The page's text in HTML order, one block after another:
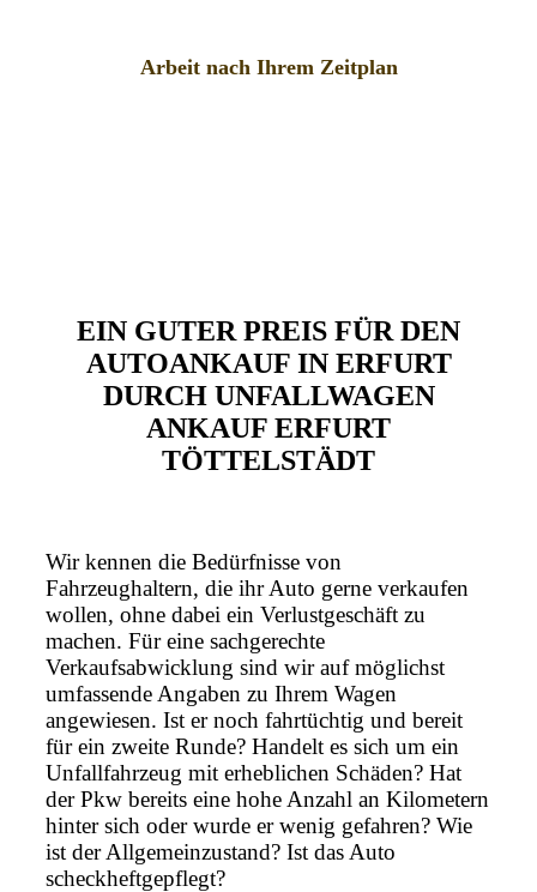
Arbeit nach Ihrem Zeitplan
EIN GUTER PREIS FÜR DEN
AUTOANKAUF IN ERFURT
DURCH UNFALLWAGEN
ANKAUF ERFURT
TÖTTELSTÄDT
Wir kennen die Bedürfnisse von
Fahrzeughaltern, die ihr Auto gerne verkaufen
wollen, ohne dabei ein Verlustgeschäft zu
machen. Für eine sachgerechte
Verkaufsabwicklung sind wir auf möglichst
umfassende Angaben zu Ihrem Wagen
angewiesen. Ist er noch fahrtüchtig und bereit
für ein zweite Runde? Handelt es sich um ein
Unfallfahrzeug mit erheblichen Schäden? Hat
der Pkw bereits eine hohe Anzahl an Kilometern
hinter sich oder wurde er wenig gefahren? Wie
ist der Allgemeinzustand? Ist das Auto
scheckheftgepflegt?